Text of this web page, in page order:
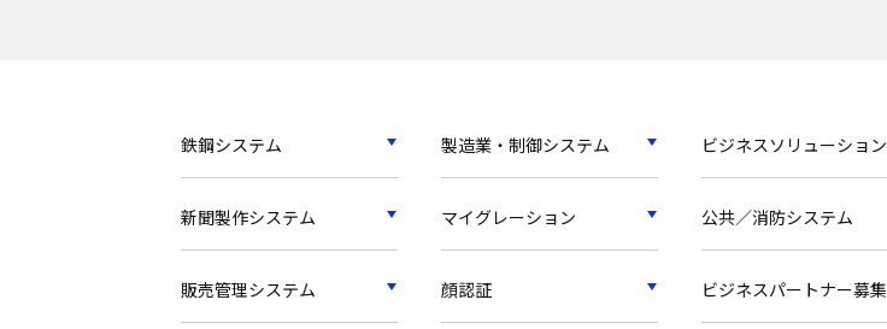
鉄鋼システム 製造業・制御システム ビジネスソリューション
新聞製作システム マイグレーション 公共／消防システム
販売管理システム 顔認証 ビジネスパートナー募集